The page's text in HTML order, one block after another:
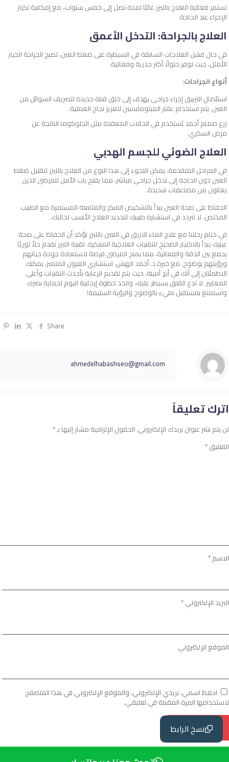
نسخ الرابط
تستمر فعالية العلاج بالليزر غالبًا لمدة تصل إلى خمس سنوات، مع إمكانية تكرار
الإجراء عند الحاجة.
العلاج بالجراحة: التدخل الأعمق
في حال فشل العلاجات السابقة في السيطرة على ضغط العين، تصبح الجراحة الخيار
الأمثل، حيث توفر حلولًا أكثر جذرية وفعالية.
أنواع الجراحات:
استئصال التربيق إجراء جراحي يهدف إلى خلق قناة جديدة لتصريف السوائل من
العين. يتم استخدام عقار الميتومايسين لتعزيز نجاح العملية.
زرع صمام أحمد يُستخدم في الحالات المعقدة مثل الجلوكوما الناتجة عن
مرض السكري.
العلاج الضوئي للجسم الهدبي
في المراحل المتقدمة، يمكن اللجوء إلى هذا النوع من العلاج بالليزر لتقليل ضغط
العين دون الحاجة إلى تدخل جراحي مباشر، مما يفتح باب الأمل للمرضى الذين
يعانون من مضاعفات شديدة.
الحفاظ على صحة العين يبدأ بالتشخيص المبكر والمتابعة المستمرة مع الطبيب
المختص. لا تتردد في استشارة طبيبك لتحديد العلاج الأنسب لحالتك.
في ختام رحلتنا مع علاج الماء الازرق في العين بالليزر نؤكد أن الحفاظ على صحة
عينيك يبدأ بالاختيار الصحيح للتقنيات العلاجية المبتكرة. تقنية الليزر تقدم حلاً ثوريًا
يجمع بين الدقة والفعالية، مما يمنح المرضى فرصة لاستعادة جودة حياتهم
ورؤيتهم بوضوح. مع خبرة د. أحمد الهبش، استشاري العيون المتميز، يمكنك
الاطمئنان إلى أنك في أيدٍ أمينة، حيث يتم تقديم الرعاية بأحدث التقنيات وأعلى
المعايير. لا تدع القلق يسيطر عليك، واتخذ خطوة إيجابية اليوم لحماية بصرك
واستمتع بمستقبل مليء بالوضوح والرؤية السليمة!
Share
ahmedelhabashseo@gmail.com
اترك تعليقاً
لن يتم نشر عنوان بريدك الإلكتروني. الحقول الإلزامية مشار إليها بـ*
التعليق*
الاسم*
البريد الإلكتروني*
الموقع الإلكتروني
احفظ اسمي، بريدي الإلكتروني، والموقع الإلكتروني في هذا المتصفح
لاستخدامها المرة المقبلة في تعليقي.